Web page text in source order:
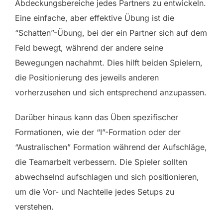
Abdeckungsbereiche jedes Partners zu entwickeln.
Eine einfache, aber effektive Übung ist die
“Schatten”-Übung, bei der ein Partner sich auf dem
Feld bewegt, während der andere seine
Bewegungen nachahmt. Dies hilft beiden Spielern,
die Positionierung des jeweils anderen
vorherzusehen und sich entsprechend anzupassen.
Darüber hinaus kann das Üben spezifischer
Formationen, wie der “I”-Formation oder der
“Australischen” Formation während der Aufschläge,
die Teamarbeit verbessern. Die Spieler sollten
abwechselnd aufschlagen und sich positionieren,
um die Vor- und Nachteile jedes Setups zu
verstehen.